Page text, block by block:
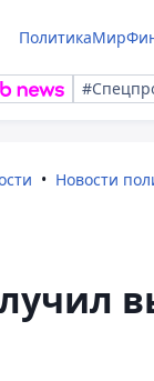
ПолитикаМир
Новости